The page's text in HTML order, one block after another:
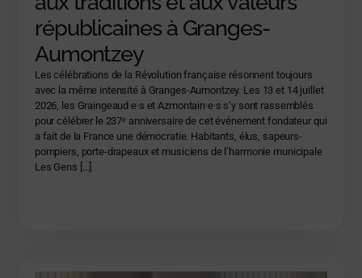
républicaines à Granges-
Aumontzey
Les célébrations de la Révolution française résonnent toujours
avec la même intensité à Granges-Aumontzey. Les 13 et 14 juillet
2026, les Graingeaud·e·s et Azmontain·e·s s’y sont rassemblés
pour célébrer le 237ᵉ anniversaire de cet événement fondateur qui
a fait de la France une démocratie. Habitants, élus, sapeurs-
pompiers, porte-drapeaux et musiciens de l’harmonie municipale
Les Gens […]